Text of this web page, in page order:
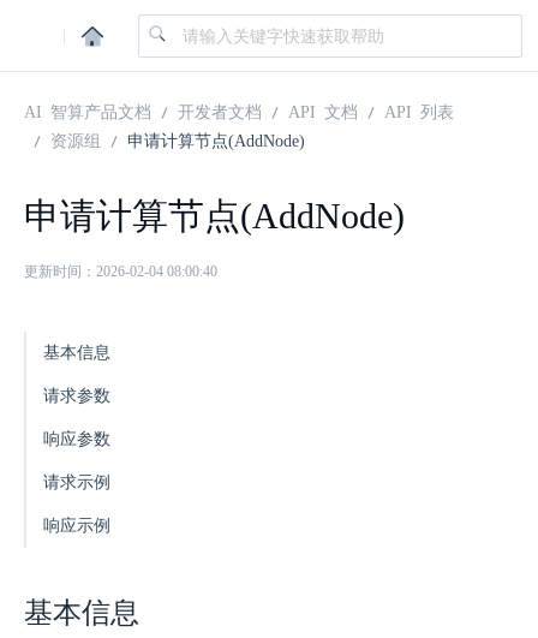
|
AI 智算产品文档 开发者文档 API 文档
API 列表
资源组
申请计算节点(AddNode)
申请计算节点(AddNode)
更新时间：2026-02-04 08:00:40
基本信息
请求参数
响应参数
请求示例
响应示例
基本信息